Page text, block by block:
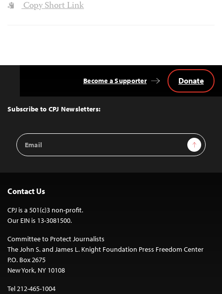
Copy Short Link
Top
Subscribe to CPJ Newsletters:
Email
Address
Sign Up
Become a Supporter Donate
Contact Us
CPJ is a 501(c)3 non-profit.
Our EIN is 13-3081500.
Committee to Protect Journalists
The John S. and James L. Knight Foundation Press Freedom Center
P.O. Box 2675
New York, NY 10108
Tel 212-465-1004